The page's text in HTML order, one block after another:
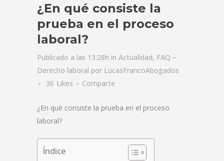
¿En qué consiste la
prueba en el proceso
laboral?
Publicado a las 13:28h in Actualidad, FAQ –
Derecho laboral por LucasFrancoAbogados
36 Likes Comparte
¿En qué consiste la prueba en el proceso
laboral?
Índice